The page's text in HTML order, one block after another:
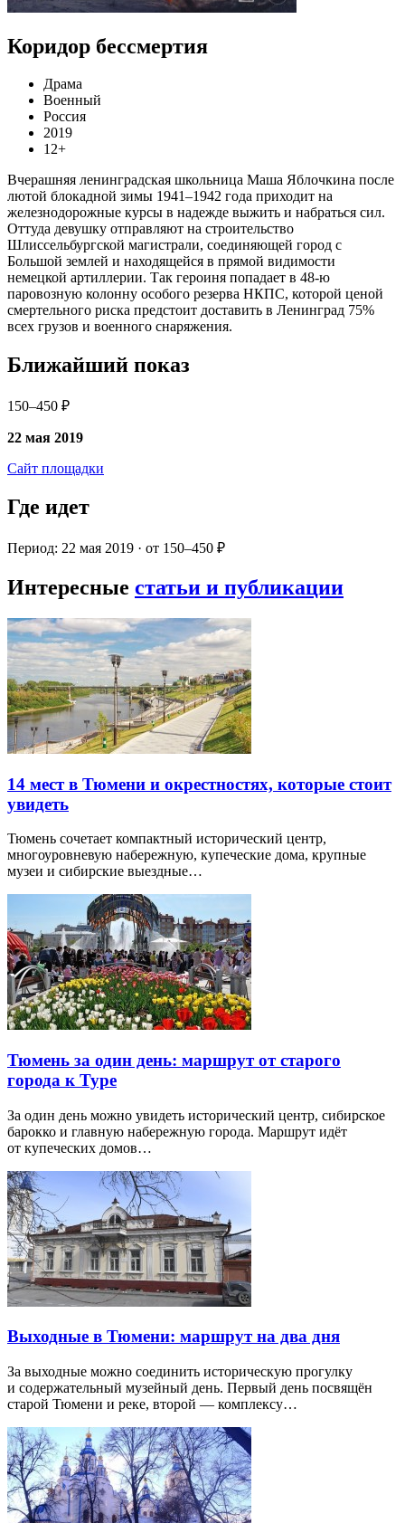
Коридор бессмертия
Драма
Военный
Россия
2019
12+
Вчерашняя ленинградская школьница Маша Яблочкина после
лютой блокадной зимы 1941–1942 года приходит на
железнодорожные курсы в надежде выжить и набраться сил.
Оттуда девушку отправляют на строительство
Шлиссельбургской магистрали, соединяющей город с
Большой землей и находящейся в прямой видимости
немецкой артиллерии. Так героиня попадает в 48-ю
паровозную колонну особого резерва НКПС, которой ценой
смертельного риска предстоит доставить в Ленинград 75%
всех грузов и военного снаряжения.
Ближайший показ
150–450 ₽
22 мая 2019
Сайт площадки
Где идет
Период: 22 мая 2019 · от 150–450 ₽
Интересные статьи и публикации
14 мест в Тюмени и окрестностях, которые стоит
увидеть
Тюмень сочетает компактный исторический центр,
многоуровневую набережную, купеческие дома, крупные
музеи и сибирские выездные…
Тюмень за один день: маршрут от старого
города к Туре
За один день можно увидеть исторический центр, сибирское
барокко и главную набережную города. Маршрут идёт
от купеческих домов…
Выходные в Тюмени: маршрут на два дня
За выходные можно соединить историческую прогулку
и содержательный музейный день. Первый день посвящён
старой Тюмени и реке, второй — комплексу…